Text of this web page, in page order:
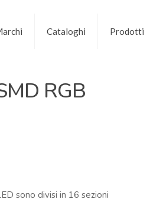
Cataloghi Prodotti
RGB
sono divisi in 16 sezioni